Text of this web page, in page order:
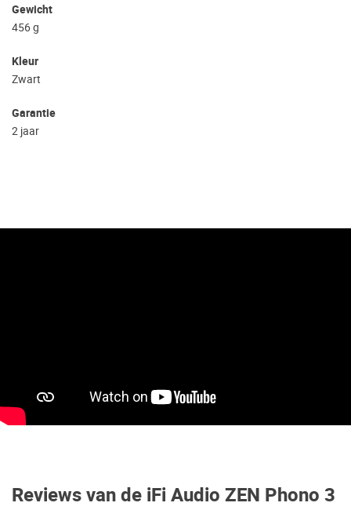
Gewicht
456 g
Kleur
Zwart
Garantie
2 jaar
Reviews van de iFi Audio ZEN Phono 3